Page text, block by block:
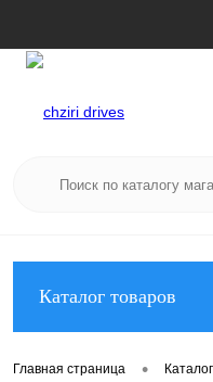
Каталог товаров
Главная страница •